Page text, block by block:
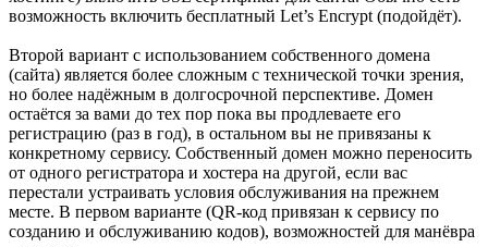
возможность включить бесплатный Let’s Encrypt (подойдёт).
Второй вариант с использованием собственного домена
(сайта) является более сложным с технической точки зрения,
но более надёжным в долгосрочной перспективе. Домен
остаётся за вами до тех пор пока вы продлеваете его
регистрацию (раз в год), в остальном вы не привязаны к
конкретному сервису. Собственный домен можно переносить
от одного регистратора и хостера на другой, если вас
перестали устраивать условия обслуживания на прежнем
месте. В первом варианте (QR-код привязан к сервису по
созданию и обслуживанию кодов), возможностей для манёвра